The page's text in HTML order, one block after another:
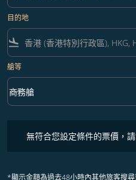
目的地
flight_land
艙等
艙等 option 商務艙 Selected
商務艙
keyboard_arrow_down
無符合您設定條件的票價，
*顯示金額為過去48小時內其他旅客搜